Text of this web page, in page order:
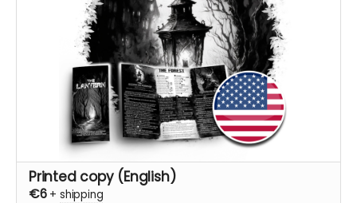
Printed copy (English)
€6 + shipping